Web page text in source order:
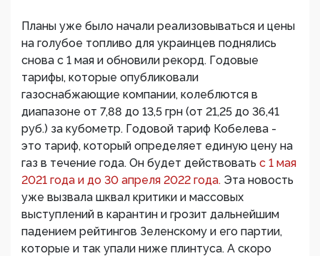
Планы уже было начали реализовываться и цены
на голубое топливо для украинцев поднялись
снова с 1 мая и обновили рекорд. Годовые
тарифы, которые опубликовали
газоснабжающие компании, колеблются в
диапазоне от 7,88 до 13,5 грн (от 21,25 до 36,41
руб.) за кубометр. Годовой тариф Кобелева -
это тариф, который определяет единую цену на
газ в течение года. Он будет действовать с 1 мая
2021 года и до 30 апреля 2022 года. Эта новость
уже вызвала шквал критики и массовых
выступлений в карантин и грозит дальнейшим
падением рейтингов Зеленскому и его партии,
которые и так упали ниже плинтуса. А скоро